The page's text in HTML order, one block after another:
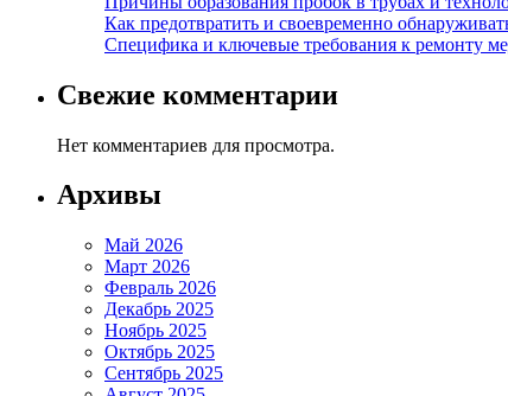
Как предотвратить и своевременно
Специфика и ключевые требования к ремонту
Свежие комментарии
Нет комментариев для просмотра.
Архивы
Май 2026
Март 2026
Февраль 2026
Декабрь 2025
Ноябрь 2025
Октябрь 2025
Сентябрь 2025